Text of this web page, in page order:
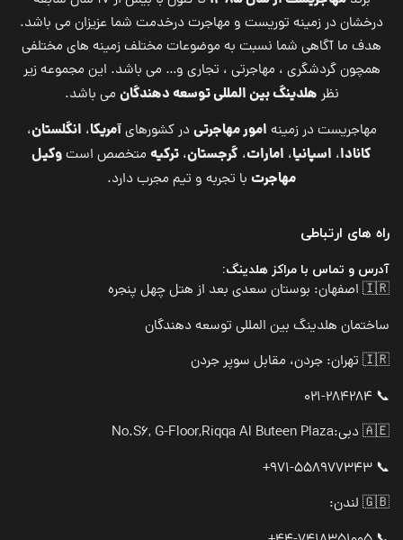
درخشان در زمینه توریست و مهاجرت درخدمت شما عزیزان می باشد.
هدف ما آگاهی شما نسبت به موضوعات مختلف زمینه های مختلفی
همچون گردشگری ، مهاجرتی ، تجاری و… می باشد. این مجموعه زیر
نظر هلدینگ بین المللی توسعه دهندگان می باشد.
مهاجریست در زمینه امور مهاجرتیدر کشورهایآمریکا، انگلستان،
کانادا، اسپانیا، امارات، گرجستان، ترکیه متخصص استوکیل
مهاجرت با تجربه و تیم مجرب دارد.
راه های ارتباطی
آدرس و تماس با مراکز هلدینگ:
🇮🇷 اصفهان: بوستان سعدی بعد از هتل چهل پنجره
ساختمان هلدینگ بین المللی توسعه دهندگان
🇮🇷 تهران: جردن، مقابل سوپر جردن
📞 021-284284
🇦🇪 دبی:
No.S6, G-Floor,Riqqa Al Buteen Plaza
📞 971-558977343+
🇬🇧 لندن: